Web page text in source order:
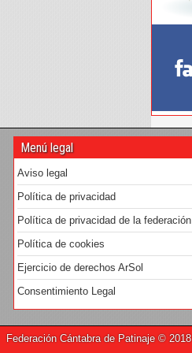
Menú legal
Aviso legal
Política de privacidad
Política de privacidad de la federación
Política de cookies
Ejercicio de derechos ArSol
Consentimiento Legal
Federación Cántabra de Patinaje © 2018